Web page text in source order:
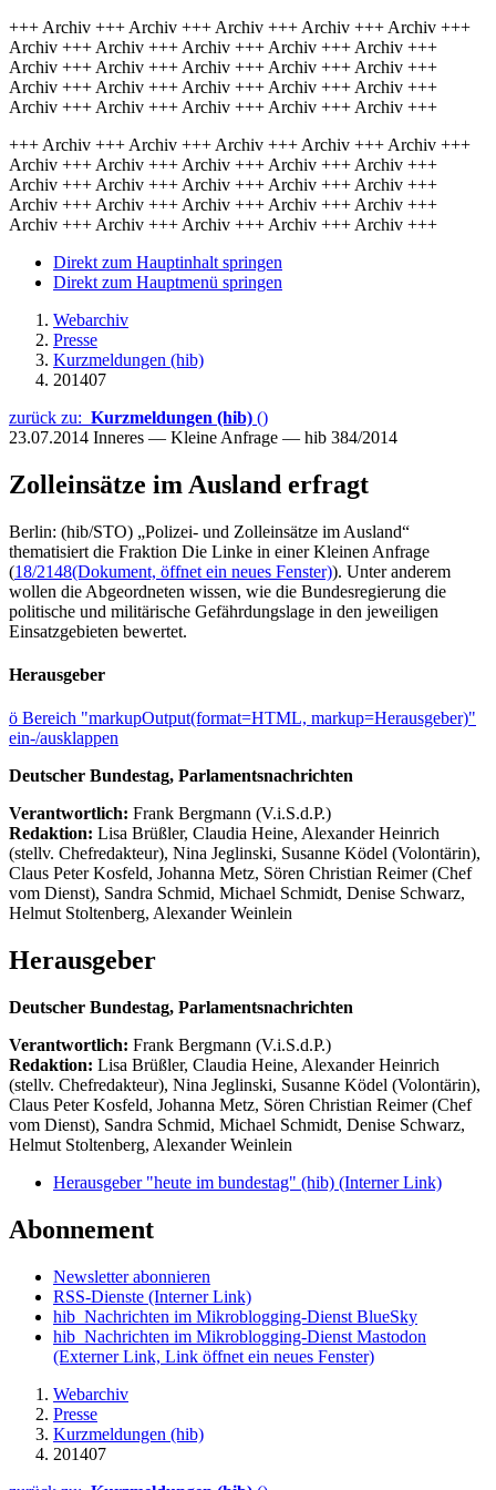
+++ Archiv +++ Archiv +++ Archiv +++ Archiv +++ Archiv +++
Archiv +++ Archiv +++ Archiv +++ Archiv +++ Archiv +++
Archiv +++ Archiv +++ Archiv +++ Archiv +++ Archiv +++
Archiv +++ Archiv +++ Archiv +++ Archiv +++ Archiv +++
Archiv +++ Archiv +++ Archiv +++ Archiv +++ Archiv +++
+++ Archiv +++ Archiv +++ Archiv +++ Archiv +++ Archiv +++
Archiv +++ Archiv +++ Archiv +++ Archiv +++ Archiv +++
Archiv +++ Archiv +++ Archiv +++ Archiv +++ Archiv +++
Archiv +++ Archiv +++ Archiv +++ Archiv +++ Archiv +++
Archiv +++ Archiv +++ Archiv +++ Archiv +++ Archiv +++
Direkt zum Hauptinhalt springen
Direkt zum Hauptmenü springen
Webarchiv
Presse
Kurzmeldungen (hib)
201407
zurück zu: Kurzmeldungen (hib) ()
23.07.2014 Inneres — Kleine Anfrage — hib 384/2014
Zolleinsätze im Ausland erfragt
Berlin: (hib/STO) „Polizei- und Zolleinsätze im Ausland“
thematisiert die Fraktion Die Linke in einer Kleinen Anfrage
(18/2148(Dokument, öffnet ein neues Fenster)). Unter anderem
wollen die Abgeordneten wissen, wie die Bundesregierung die
politische und militärische Gefährdungslage in den jeweiligen
Einsatzgebieten bewertet.
Herausgeber
ö Bereich "markupOutput(format=HTML, markup=Herausgeber)"
ein-/ausklappen
Deutscher Bundestag, Parlamentsnachrichten
Verantwortlich: Frank Bergmann (V.i.S.d.P.)
Redaktion: Lisa Brüßler, Claudia Heine, Alexander Heinrich
(stellv. Chefredakteur), Nina Jeglinski, Susanne Ködel (Volontärin),
Claus Peter Kosfeld, Johanna Metz, Sören Christian Reimer (Chef
vom Dienst), Sandra Schmid, Michael Schmidt, Denise Schwarz,
Helmut Stoltenberg, Alexander Weinlein
Herausgeber
Deutscher Bundestag, Parlamentsnachrichten
Verantwortlich: Frank Bergmann (V.i.S.d.P.)
Redaktion: Lisa Brüßler, Claudia Heine, Alexander Heinrich
(stellv. Chefredakteur), Nina Jeglinski, Susanne Ködel (Volontärin),
Claus Peter Kosfeld, Johanna Metz, Sören Christian Reimer (Chef
vom Dienst), Sandra Schmid, Michael Schmidt, Denise Schwarz,
Helmut Stoltenberg, Alexander Weinlein
Herausgeber "heute im bundestag" (hib) (Interner Link)
Abonnement
Newsletter abonnieren
RSS-Dienste (Interner Link)
hib_Nachrichten im Mikroblogging-Dienst BlueSky
hib_Nachrichten im Mikroblogging-Dienst Mastodon
(Externer Link, Link öffnet ein neues Fenster)
Webarchiv
Presse
Kurzmeldungen (hib)
201407